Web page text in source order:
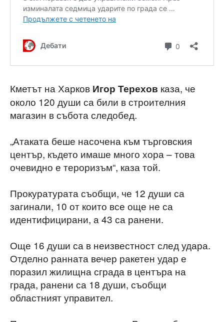
Кметът на Харков Игор Терехов каза, че
около 120 души са били в строителния
магазин в събота следобед.
„Атаката беше насочена към търговския
център, където имаше много хора – това
очевидно е тероризъм“, каза той.
Прокуратурата съобщи, че 12 души са
загинали, 10 от които все още не са
идентифицирани, а 43 са ранени.
Още 16 души са в неизвестност след удара.
Отделно ранната вечер ракетен удар е
поразил жилищна сграда в центъра на
града, ранени са 18 души, съобщи
областният управител.